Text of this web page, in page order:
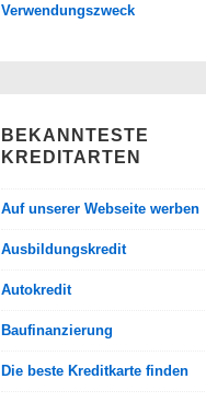
Verwendungszweck
BEKANNTESTE
KREDITARTEN
Auf unserer Webseite werben
Ausbildungskredit
Autokredit
Baufinanzierung
Die beste Kreditkarte finden